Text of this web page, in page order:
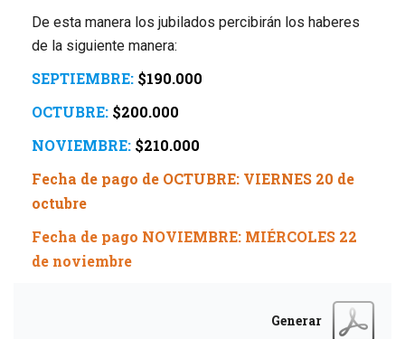
De esta manera los jubilados percibirán los haberes
de la siguiente manera:
SEPTIEMBRE: $190.000
OCTUBRE: $200.000
NOVIEMBRE: $210.000
Fecha de pago de OCTUBRE: VIERNES 20 de
octubre
Fecha de pago NOVIEMBRE: MIÉRCOLES 22
de noviembre
Generar